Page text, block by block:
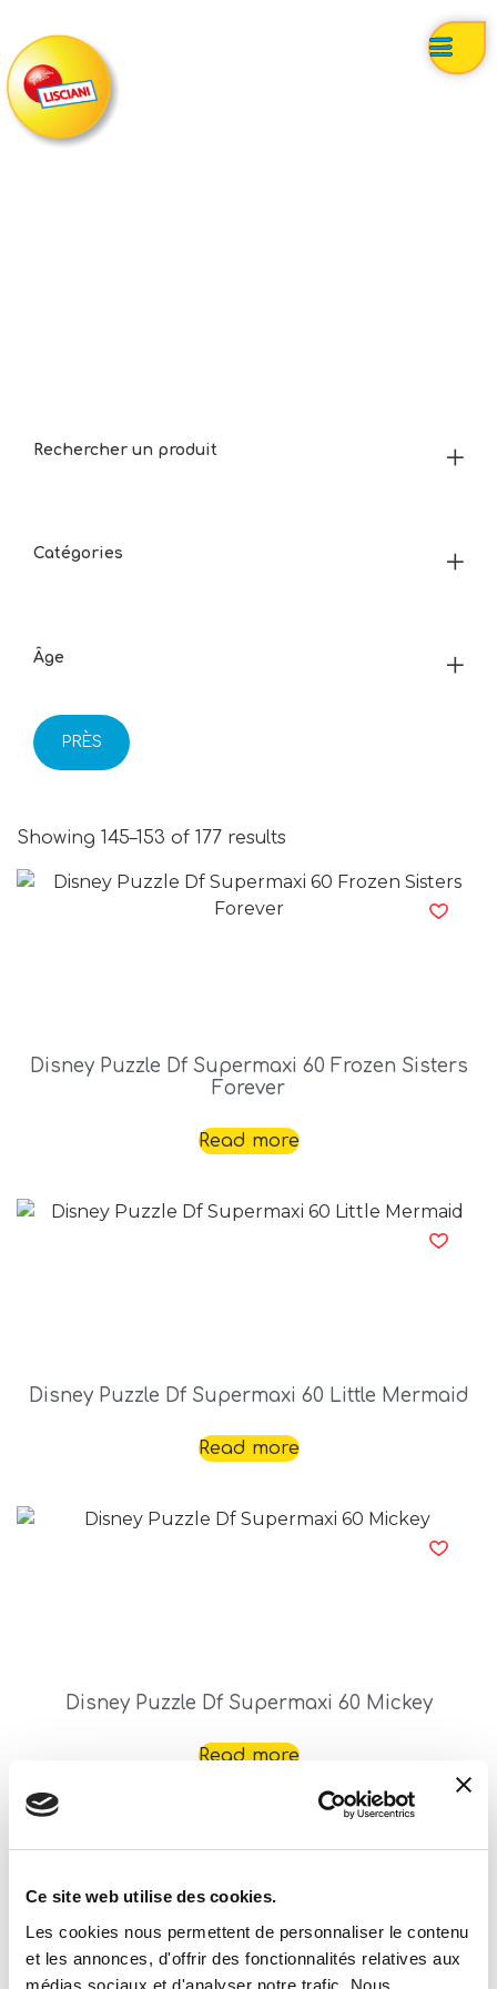
Ce site web utilise des cookies.
Les cookies nous permettent de personnaliser le contenu
et les annonces, d'offrir des fonctionnalités relatives aux
médias sociaux et d'analyser notre trafic. Nous
Rechercher un produit
Catégories
Âge
PRÈS
Showing 145–153 of 177 results
Disney Puzzle Df Supermaxi 60 Frozen Sisters
Forever
Read more
Disney Puzzle Df Supermaxi 60 Little Mermaid
Read more
Disney Puzzle Df Supermaxi 60 Mickey
Read more